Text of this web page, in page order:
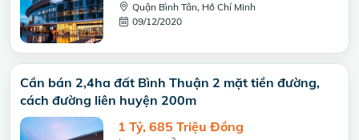
Quận Bình Tân, Hồ Chí Minh
09/12/2020
Cần bán 2,4ha đất Bình Thuận 2 mặt tiền đường,
cách đường liên huyện 200m
1 Tỷ, 685 Triệu Đồng